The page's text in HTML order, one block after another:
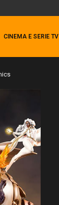
CINEMA E SERIE TV